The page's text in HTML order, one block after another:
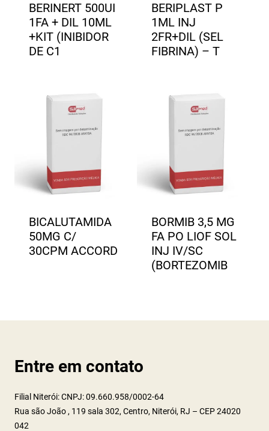
BERINERT 500UI
1FA + DIL 10ML
+KIT (INIBIDOR
DE C1
BERIPLAST P
1ML INJ
2FR+DIL (SEL
FIBRINA) – T
BICALUTAMIDA
50MG C/
30CPM ACCORD
BORMIB 3,5 MG
FA PO LIOF SOL
INJ IV/SC
(BORTEZOMIB
Entre em contato
Filial Niterói: CNPJ: 09.660.958/0002-64
Rua são João , 119 sala 302, Centro, Niterói, RJ – CEP 24020
042